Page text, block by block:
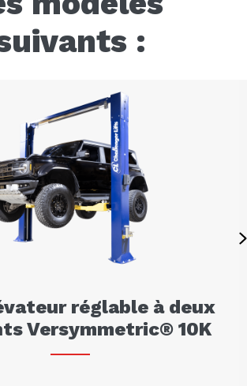
:
réglable à deux
Versymmetric® 10K